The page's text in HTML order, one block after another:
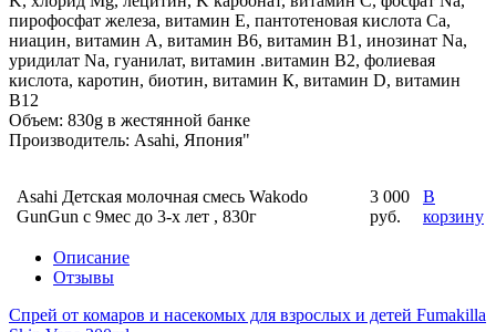
пирофосфат железа, витамин E, пантотеновая кислота Ca,
ниацин, витамин A, витамин B6, витамин B1, инозинат Na,
уридилат Na, гуанилат, витамин .витамин В2, фолиевая
кислота, каротин, биотин, витамин К, витамин D, витамин
B12
Объем: 830g в жестянной банке
Производитель: Asahi, Япония"
Asahi Детская молочная смесь Wakodo
GunGun с 9мес до 3-х лет , 830г
3 000
руб.
В
корзину
Описание
Отзывы
Спрей от комаров и насекомых для взрослых и детей Fumakilla